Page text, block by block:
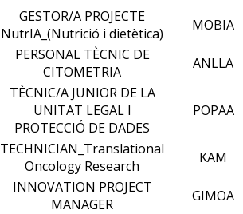
GESTOR/A PROJECTE
NutrIA_(Nutrició i dietètica)
MOBIA
PERSONAL TÈCNIC DE
CITOMETRIA
ANLLA
TÈCNIC/A JUNIOR DE LA
UNITAT LEGAL I
PROTECCIÓ DE DADES
POPAA
TECHNICIAN_Translational
Oncology Research
KAM
INNOVATION PROJECT
MANAGER
GIMOA